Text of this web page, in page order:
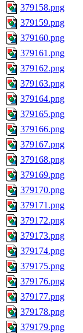
379158.png
379159.png
379160.png
379161.png
379162.png
379163.png
379164.png
379165.png
379166.png
379167.png
379168.png
379169.png
379170.png
379171.png
379172.png
379173.png
379174.png
379175.png
379176.png
379177.png
379178.png
379179.png